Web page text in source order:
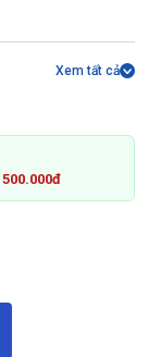
Xem tất cả
500.000đ